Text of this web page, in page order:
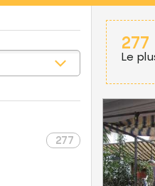
277
277
Le